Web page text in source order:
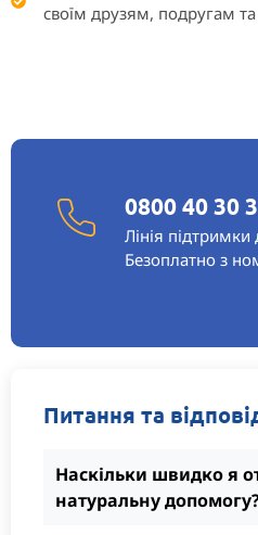
своїм друзям, подругам
0800 40 30
Лінія
Безоплатно з
Питання та
Наскільки швидко я
натуральну